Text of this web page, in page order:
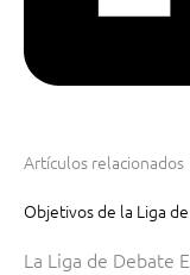
Artículos relacionados
Objetivos de la Liga
La Liga de Debate